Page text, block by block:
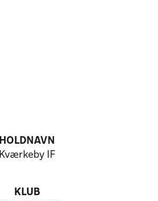
HOLDNAVN
Kværkeby IF
KLUB